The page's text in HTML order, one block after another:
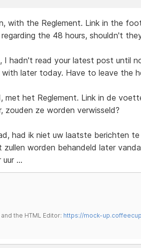
with the Reglement. Link in the
the 48 hours, shouldn't
I hadn't read your latest post until
later today. Have to leave the
met het Reglement. Link in de
zouden ze worden verwisseld?
had ik niet uw laatste berichten
worden behandeld later
...
the HTML Editor: https://mock-